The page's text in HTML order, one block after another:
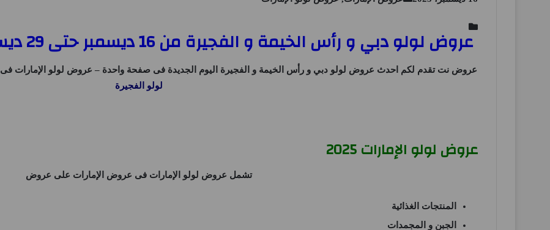
عروض لولو دبي و رأس الخيمة و الفجيرة من 16 ديسمبر حتى 29 ديسمبر 2025 السعادة الحصرية
عروض نتتقدم لكم احدث عروض لولو دبي و رأس الخيمة و الفجيرة اليوم الجديدة فى صفحة واحدة – عروض لولو الإمارات فى
لولو الفجيرة
عروض لولو الإمارات 2025
تشمل عروض لولو الإمارات فى عروض الإمارات على عروض
المنتجات الغذائية
الجبن و المجمدات